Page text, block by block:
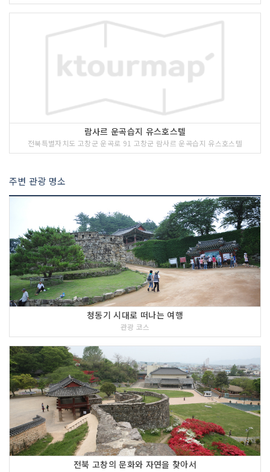
3 코스 : 고산(고창 고인돌유적지)
<<코스 설명>>
에 월랑산, 군감뫼 등이 있는 지정학적 위
치와 천혜의 바위벽이 있어 외적을 방어
하는 전략 기지로 평가받고 있다. 자연 지
형을 이용한 토성(土城)과 석성(石城)이
혼재되어 있으며, 동문과 남문의 흔적은
있으나 북문의 흔적은 없다. [동국여지승
람(東國輿地勝覽)]에는 고산성의 길이가
8천 1백 척이고 높이가 20척이라고 나와
있다. 고산에는 선사 시대의 고인돌이 많
이 있고, 복분자 재배지와 늪지대 등이 있
4 코스 : 선운사(고창)
람사르 운곡습지 유스호스텔
전북특별자치도 고창군 운곡로 91 고창군 람사르 운곡습지 유스호스텔
주변 관광 명소
청동기 시대로 떠나는 여행
관광 코스
전북 고창의 문화와 자연을 찾아서